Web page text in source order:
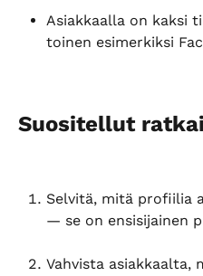
Asiakkaalla on kaksi
toinen esimerkiksi
Suositellut
Selvitä, mitä profiilia
— se on ensisijainen
Vahvista asiakkaalta,